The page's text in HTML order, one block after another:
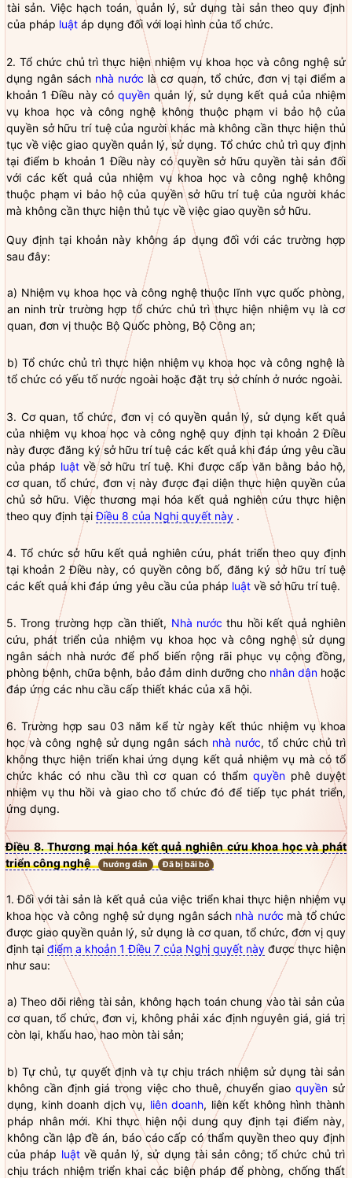
tài sản. Việc hạch toán, quản lý, sử dụng tài sản theo quy định
của pháp luật áp dụng đối với loại hình của tổ chức.
2. Tổ chức chủ trì thực hiện nhiệm vụ khoa học và công nghệ sử
dụng ngân sách nhà nước là cơ quan, tổ chức, đơn vị tại điểm a
khoản 1 Điều này cóquyền quản lý, sử dụng kết quả của nhiệm
vụ khoa học và công nghệ không thuộc phạm vi bảo hộ của
quyền sở hữu trí tuệ của người khác mà không cần thực hiện thủ
tục về việc giao quyềnquản lý, sử dụng. Tổ chức chủ trì quy định
tại điểm b khoản 1 Điều này cóquyềnsở hữuquyền tài sản đối
với các kết quả của nhiệm vụ khoa học và công nghệ không
thuộc phạm vi bảo hộ củaquyềnsở hữu trí tuệ của người khác
mà không cần thực hiện thủ tục về việc giao quyền sở hữu.
Quy định tại khoản này không áp dụng đối với các trường hợp
sau đây:
a) Nhiệm vụ khoa học và công nghệ thuộc lĩnh vực quốc phòng,
an ninh trừ trường hợp tổ chức chủ trì thực hiện nhiệm vụ là cơ
quan, đơn vị thuộc Bộ Quốc phòng, Bộ Công an;
b) Tổ chức chủ trì thực hiện nhiệm vụ khoa học và công nghệ là
tổ chức có yếu tố nước ngoài hoặc đặt trụ sở chính ở nước ngoài.
3. Cơ quan, tổ chức, đơn vị có quyền quản lý, sử dụng kết quả
của nhiệm vụ khoa học và công nghệ quy định tại khoản 2 Điều
này được đăng ký sở hữu trí tuệ các kết quả khi đáp ứng yêu cầu
của pháp luậtvề sở hữu trí tuệ. Khi được cấp văn bằng bảo hộ,
cơ quan, tổ chức, đơn vị này được đại diện thực hiện quyền của
chủ sở hữu. Việc thương mại hóa kết quả nghiên cứu thực hiện
theo quy định tạiĐiều 8 của Nghị quyết này .
4. Tổ chức sở hữu kết quả nghiên cứu, phát triển theo quy định
tại khoản 2 Điều này, có quyền công bố, đăng ký sở hữu trí tuệ
các kết quả khi đáp ứng yêu cầu của pháp luật về sở hữu trí tuệ.
5. Trong trường hợp cần thiết, Nhà nước thu hồi kết quả nghiên
cứu, phát triển của nhiệm vụ khoa học và công nghệ sử dụng
ngân sách nhà nước để phổ biến rộng rãi phục vụ cộng đồng,
phòng bệnh, chữa bệnh, bảo đảm dinh dưỡng cho nhân dânhoặc
đáp ứng các nhu cầu cấp thiết khác của xã hội.
6. Trường hợp sau 03 năm kể từ ngày kết thúc nhiệm vụ khoa
học và công nghệ sử dụng ngân sách nhà nước, tổ chức chủ trì
không thực hiện triển khai ứng dụng kết quả nhiệm vụ mà có tổ
chức khác có nhu cầu thì cơ quan có thẩm quyềnphê duyệt
nhiệm vụ thu hồi và giao cho tổ chức đó để tiếp tục phát triển,
ứng dụng.
Điều 8. Thương mại hóa kết quả nghiên cứu khoa học và phát
triển công nghệ
hướng dẫn Đã bị bãi bỏ
1. Đối với tài sản là kết quả của việc triển khai thực hiện nhiệm vụ
khoa học và công nghệ sử dụng ngân sách nhà nước mà tổ chức
được giao quyền quản lý, sử dụng là cơ quan, tổ chức, đơn vị quy
định tại điểm a khoản 1 Điều 7 của Nghị quyết này được thực hiện
như sau:
a) Theo dõi riêng tài sản, không hạch toán chung vào tài sản của
cơ quan, tổ chức, đơn vị, không phải xác định nguyên giá, giá trị
còn lại, khấu hao, hao mòn tài sản;
b) Tự chủ, tự quyết định và tự chịu trách nhiệm sử dụng tài sản
không cần định giá trong việc cho thuê, chuyển giaoquyền sử
dụng, kinh doanh dịch vụ, liên doanh, liên kết không hình thành
pháp nhân mới. Khi thực hiện nội dung quy định tại điểm này,
không cần lập đề án, báo cáo cấp có thẩm quyềntheo quy định
của pháp luậtvề quản lý, sử dụng tài sản công; tổ chức chủ trì
chịu trách nhiệm triển khai các biện pháp để phòng, chống thất